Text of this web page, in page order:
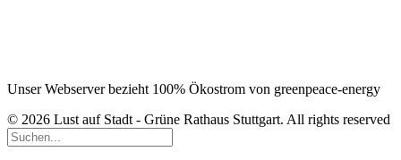
Unser Webserver bezieht 100% Ökostrom von greenpeace-energy
© 2026 Lust auf Stadt - Grüne Rathaus Stuttgart. All rights reserved